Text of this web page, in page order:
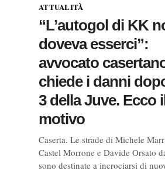
ATTUALITÀ
“L’autogol di KK
doveva esserci”:
avvocato
chiede i danni
3 della Juve. Ecco
motivo
Caserta. Le strade di Michele
Castel Morrone e Davide Orsato
sono destinate a incrociarsi di